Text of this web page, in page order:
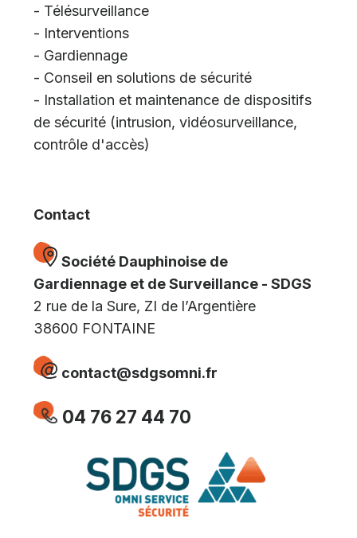
- Télésurveillance
- Interventions
- Gardiennage
- Conseil en solutions de sécurité
- Installation et maintenance de dispositifs
de sécurité (intrusion, vidéosurveillance,
contrôle d'accès)
Contact
Société Dauphinoise de
Gardiennage et de Surveillance - SDGS
2 rue de la Sure, ZI de l’Argentière
38600 FONTAINE
contact@sdgsomni.fr
04 76 27 44 70